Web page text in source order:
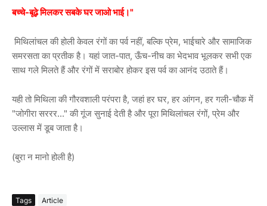
बच्चे-बूढ़े मिलकर सबके घर जाओ भाई।"
मिथिलांचल की होली केवल रंगों का पर्व नहीं, बल्कि प्रेम, भाईचारे और सामाजिक
समरसता का प्रतीक है। यहां जात-पात, ऊँच-नीच का भेदभाव भूलकर सभी एक
साथ गले मिलते हैं और रंगों में सराबोर होकर इस पर्व का आनंद उठाते हैं।
यही तो मिथिला की गौरवशाली परंपरा है, जहां हर घर, हर आंगन, हर गली-चौक में
"जोगीरा सररर..." की गूंज सुनाई देती है और पूरा मिथिलांचल रंगों, प्रेम और
उल्लास में डूब जाता है।
(बुरा न मानो होली है)
Tags Article